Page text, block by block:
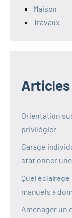
Maison
Travaux
Articles
Orientation
privilégier
Garage
stationner
Quel
manuels à
Aménager un